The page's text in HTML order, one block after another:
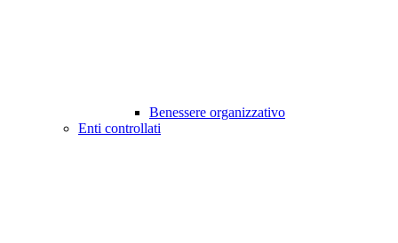
Benessere organizzativo
Enti controllati